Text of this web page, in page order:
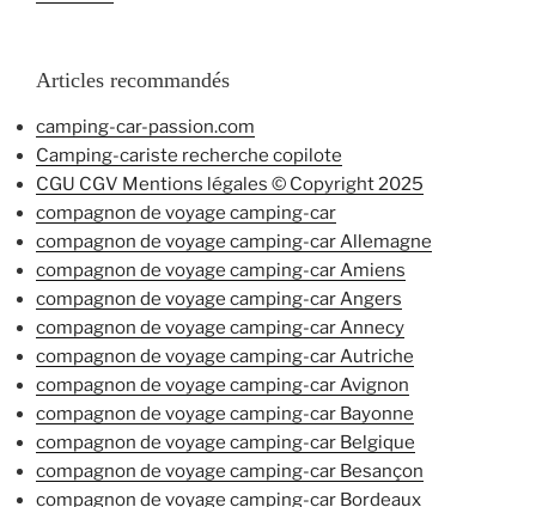
Articles recommandés
camping-car-passion.com
Camping-cariste recherche copilote
CGU CGV Mentions légales © Copyright 2025
compagnon de voyage camping-car
compagnon de voyage camping-car Allemagne
compagnon de voyage camping-car Amiens
compagnon de voyage camping-car Angers
compagnon de voyage camping-car Annecy
compagnon de voyage camping-car Autriche
compagnon de voyage camping-car Avignon
compagnon de voyage camping-car Bayonne
compagnon de voyage camping-car Belgique
compagnon de voyage camping-car Besançon
compagnon de voyage camping-car Bordeaux